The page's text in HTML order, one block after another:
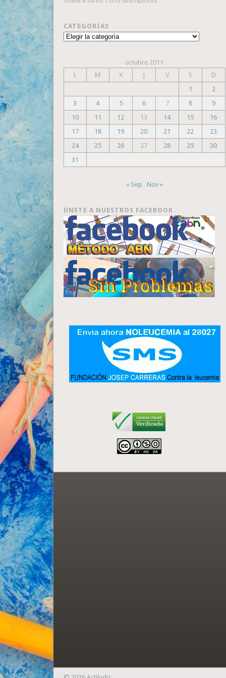
CATEGORÍAS
Categorías
octubre 2011
L
M X J V S
D
1
2
3
4 5 6 7 8
9
10
11 12 13 14 15
16
17
18 19 20 21 22
23
24
25 26 27 28 29
30
31
« Sep Nov »
ÚNETE A NUESTROS FACEBOOK